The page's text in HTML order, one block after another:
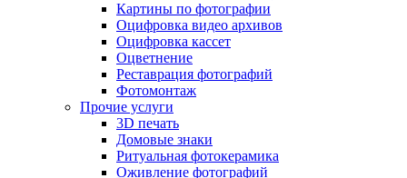
Картины по фотографии
Оцифровка видео архивов
Оцифровка кассет
Оцветнение
Реставрация фотографий
Фотомонтаж
Прочие услуги
3D печать
Домовые знаки
Ритуальная фотокерамика
Оживление фотографий